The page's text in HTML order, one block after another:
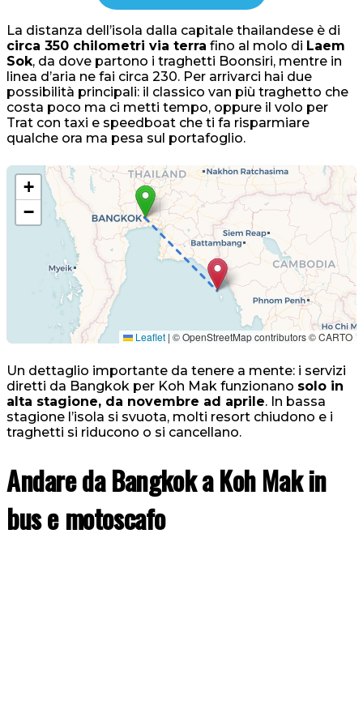
La distanza dell’isola dalla capitale thailandese è di
circa 350 chilometri via terra fino al molo di Laem
Sok, da dove partono i traghetti Boonsiri, mentre in
linea d’aria ne fai circa 230. Per arrivarci hai due
possibilità principali: il classico van più traghetto che
costa poco ma ci metti tempo, oppure il volo per
Trat con taxi e speedboat che ti fa risparmiare
qualche ora ma pesa sul portafoglio.
+
−
Leaflet | © OpenStreetMap contributors © CARTO
Un dettaglio importante da tenere a mente: i servizi
diretti da Bangkok per Koh Mak funzionano solo in
alta stagione, da novembre ad aprile. In bassa
stagione l’isola si svuota, molti resort chiudono e i
traghetti si riducono o si cancellano.
Andare da Bangkok a Koh Mak in
bus e motoscafo